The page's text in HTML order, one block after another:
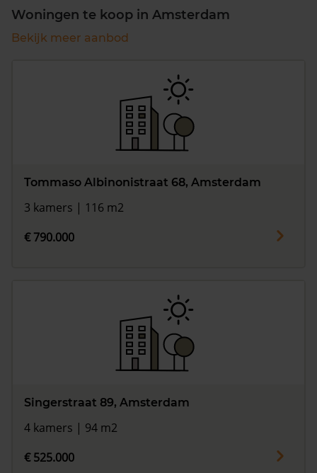
Woningen te koop in Amsterdam
Bekijk meer aanbod
Tommaso Albinonistraat 68, Amsterdam
3 kamers | 116 m2
€ 790.000
Singerstraat 89, Amsterdam
4 kamers | 94 m2
€ 525.000